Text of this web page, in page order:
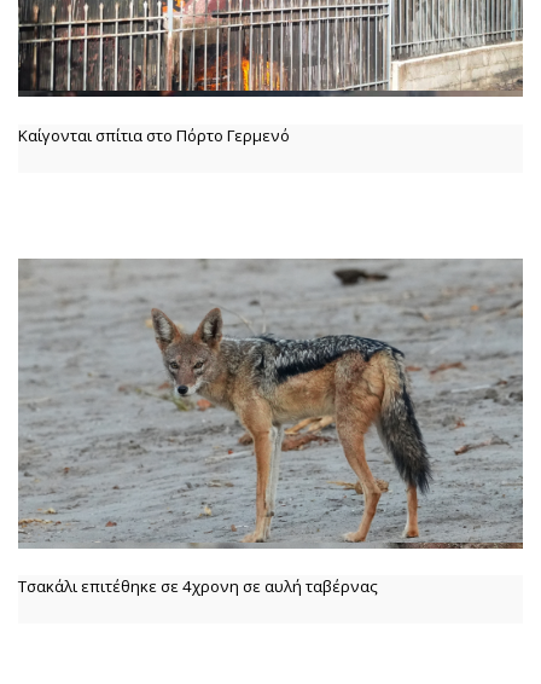
Καίγονται σπίτια στο Πόρτο Γερμενό
Τσακάλι επιτέθηκε σε 4χρονη σε αυλή ταβέρνας